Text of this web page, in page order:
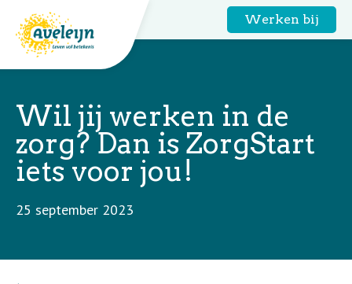
Werken bij
Wil jij werken in de
zorg? Dan is ZorgStart
iets voor jou!
25 september 2023